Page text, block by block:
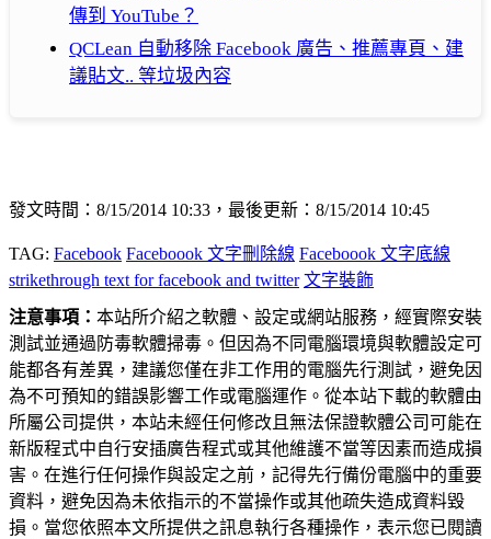
傳到 YouTube？
QCLean 自動移除 Facebook 廣告、推薦專頁、建
議貼文.. 等垃圾內容
發文時間：8/15/2014 10:33，最後更新：8/15/2014 10:45
TAG: Facebook Faceboook 文字刪除線 Faceboook 文字底線
strikethrough text for facebook and twitter 文字裝飾
注意事項： 本站所介紹之軟體、設定或網站服務，經實際安裝
測試並通過防毒軟體掃毒。但因為不同電腦環境與軟體設定可
能都各有差異，建議您僅在非工作用的電腦先行測試，避免因
為不可預知的錯誤影響工作或電腦運作。從本站下載的軟體由
所屬公司提供，本站未經任何修改且無法保證軟體公司可能在
新版程式中自行安插廣告程式或其他維護不當等因素而造成損
害。在進行任何操作與設定之前，記得先行備份電腦中的重要
資料，避免因為未依指示的不當操作或其他疏失造成資料毀
損。當您依照本文所提供之訊息執行各種操作，表示您已閱讀